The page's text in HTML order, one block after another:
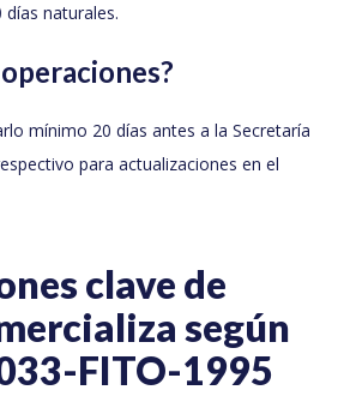
naturales.
mínimo 20 días antes a la Secretaría
para actualizaciones en el
clave de
según
FITO-1995